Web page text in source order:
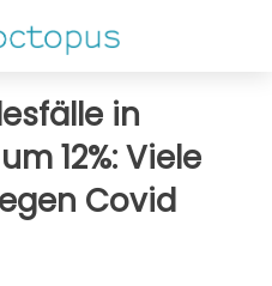
in
12%: Viele
Covid